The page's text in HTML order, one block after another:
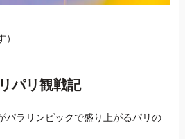
パリ観戦記
パラリンピックで盛り上がるパリの